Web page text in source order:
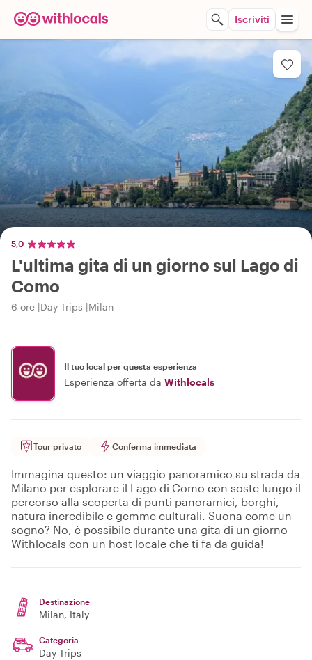
Iscriviti
5,0
L'ultima gita di un giorno sul Lago di
Como
6 ore Day Trips Milan
Il tuo local per questa esperienza
Esperienza offerta da Withlocals
Tour privato Conferma immediata
Immagina questo: un viaggio panoramico su strada da
Milano per esplorare il Lago di Como con soste lungo il
percorso alla scoperta di punti panoramici, borghi,
natura incredibile e gemme culturali. Suona come un
sogno? No, è possibile durante una gita di un giorno
Withlocals con un host locale che ti fa da guida!
Destinazione
Milan, Italy
Categoria
Day Trips